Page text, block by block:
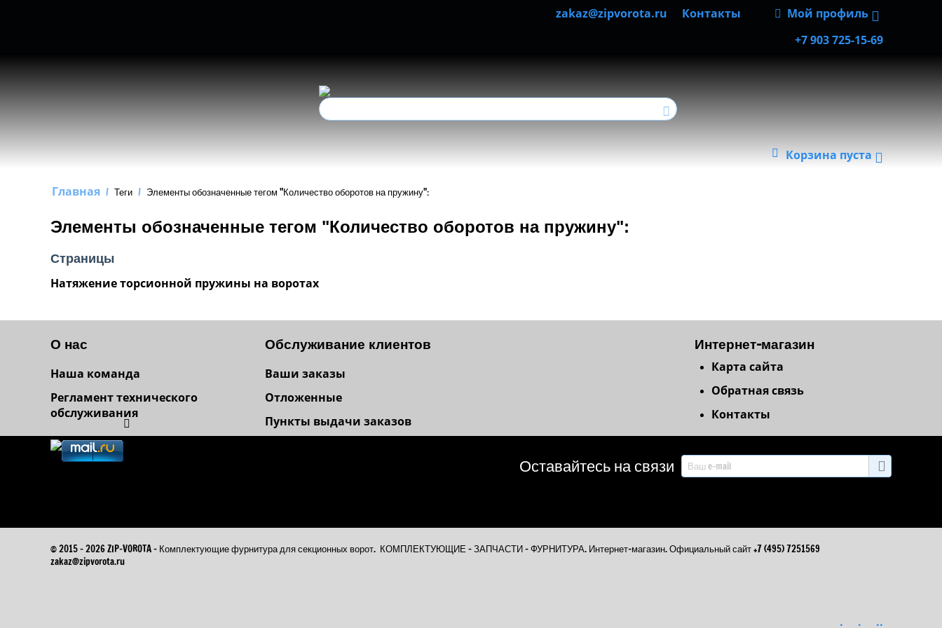
Мой профиль
Контакты
zakaz@zipvorota.ru
+7 903 725-15-69
Корзина пуста
Главная / Теги / Элементы обозначенные тегом "Количество оборотов на пружину":
Элементы обозначенные тегом "Количество оборотов на пружину":
Страницы
Натяжение торсионной пружины на воротах
О нас
Наша команда
Регламент технического
обслуживания
Обслуживание клиентов
Ваши заказы
Отложенные
Пункты выдачи заказов
Интернет-магазин
Карта сайта
Обратная связь
Контакты
Оставайтесь на связи
© 2015 - 2026 ZIP-VOROTA - Комплектующие фурнитура для секционных ворот. КОМПЛЕКТУЮЩИЕ - ЗАПЧАСТИ - ФУРНИТУРА. Интернет-магазин. Официальный сайт +7 (495) 7251569
zakaz@zipvorota.ru
..
.
.